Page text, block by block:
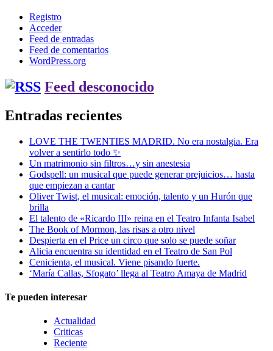
Registro
Acceder
Feed de entradas
Feed de comentarios
WordPress.org
Feed desconocido
Entradas recientes
LOVE THE TWENTIES MADRID. No era nostalgia. Era
volver a sentirlo todo ✨
Un matrimonio sin filtros…y sin anestesia
Godspell: un musical que puede generar prejuicios… hasta
que empiezan a cantar
Oliver Twist, el musical: emoción, talento y un Hurón que
brilla
El talento de «Ricardo III» reina en el Teatro Infanta Isabel
The Book of Mormon, las risas a otro nivel
Despierta en el Price un circo que solo se puede soñar
Alicia encuentra su identidad en el Teatro de San Pol
Cenicienta, el musical. Viene pisando fuerte.
‘María Callas, Sfogato’ llega al Teatro Amaya de Madrid
Te pueden interesar
Actualidad
Criticas
Reciente